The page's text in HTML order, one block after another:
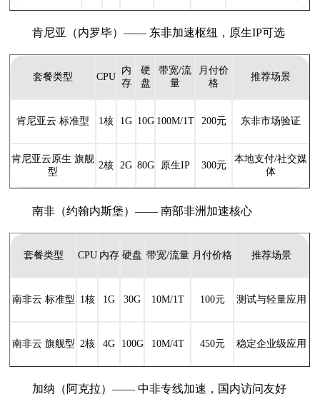
肯尼亚（内罗毕）—— 东非加速枢纽，原生IP可选
套餐类型 CPU
内
存
硬
盘
带宽/流
量
月付价
格
推荐场景
肯尼亚云 标准型 1核 1G 10G 100M/1T 200元 东非市场验证
肯尼亚云原生 旗舰
型
2核 2G 80G 原生IP 300元
本地支付/社交媒
体
南非（约翰内斯堡）—— 南部非洲加速核心
套餐类型 CPU 内存 硬盘 带宽/流量 月付价格 推荐场景
南非云 标准型 1核 1G 30G 10M/1T 100元 测试与轻量应用
南非云 旗舰型 2核 4G 100G 10M/4T 450元 稳定企业级应用
加纳（阿克拉）—— 中非专线加速，国内访问友好